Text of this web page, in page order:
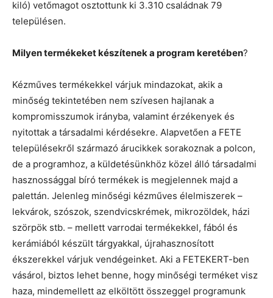
kiló) vetőmagot osztottunk ki 3.310 családnak 79
településen.
Milyen termékeket készítenek a program keretében?
Kézműves termékekkel várjuk mindazokat, akik a
minőség tekintetében nem szívesen hajlanak a
kompromisszumok irányba, valamint érzékenyek és
nyitottak a társadalmi kérdésekre. Alapvetően a FETE
településekről származó árucikkek sorakoznak a polcon,
de a programhoz, a küldetésünkhöz közel álló társadalmi
hasznossággal bíró termékek is megjelennek majd a
palettán. Jelenleg minőségi kézműves élelmiszerek –
lekvárok, szószok, szendvicskrémek, mikrozöldek, házi
szörpök stb. – mellett varrodai termékekkel, fából és
kerámiából készült tárgyakkal, újrahasznosított
ékszerekkel várjuk vendégeinket. Aki a FETEKERT-ben
vásárol, biztos lehet benne, hogy minőségi terméket visz
haza, mindemellett az elköltött összeggel programunk